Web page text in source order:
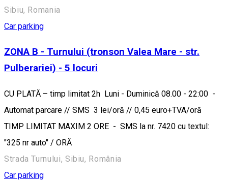
Sibiu, Romania
Car parking
ZONA B - Turnului (tronson Valea Mare - str.
Pulberariei) - 5 locuri
CU PLATĂ – timp limitat 2h Luni - Duminică 08.00 - 22:00 -
Automat parcare // SMS 3 lei/oră // 0,45 euro+TVA/oră
TIMP LIMITAT MAXIM 2 ORE - SMS la nr. 7420 cu textul:
"325 nr auto" / ORĂ
Strada Turnului, Sibiu, România
Car parking